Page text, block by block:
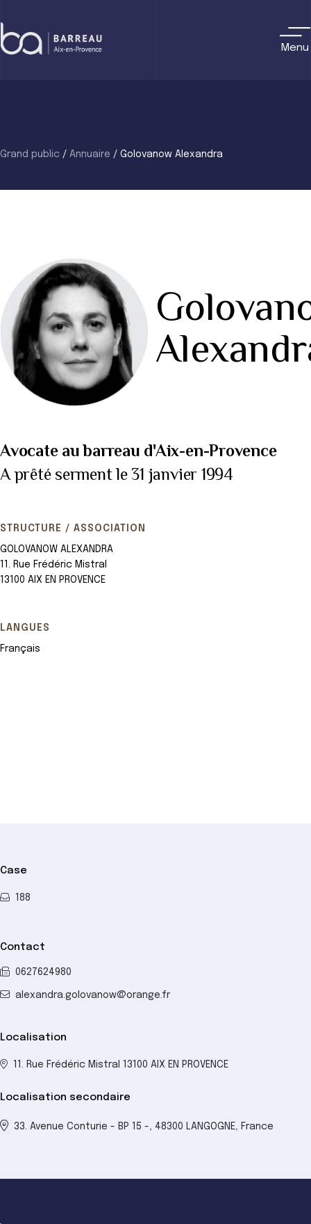
to
content
Menu
Grand public / Annuaire / Golovanow Alexandra
Avocate au barreau d'Aix-en-Provence
A prêté serment le 31 janvier 1994
STRUCTURE / ASSOCIATION
GOLOVANOW ALEXANDRA
11. Rue Frédéric Mistral
13100 AIX EN PROVENCE
LANGUES
Français
Case
188
Contact
0627624980
alexandra.golovanow@orange.fr
Localisation
11. Rue Frédéric Mistral 13100 AIX EN PROVENCE
Localisation secondaire
33. Avenue Conturie - BP 15 -, 48300 LANGOGNE, France